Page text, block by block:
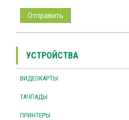
УСТРОЙСТВА
ВИДЕОКАРТЫ
ТАЧПАДЫ
ПРИНТЕРЫ